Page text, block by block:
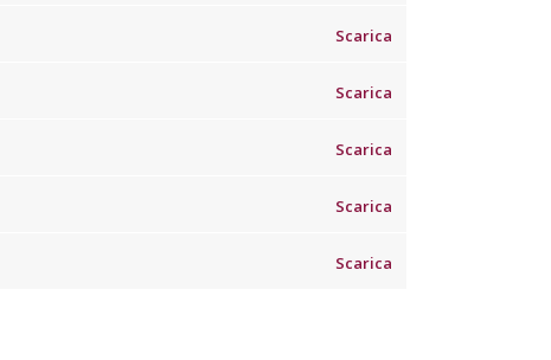
Scarica
Scarica
Scarica
Scarica
Scarica